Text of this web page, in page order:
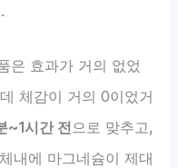
은 효과가 거의 없었
체감이 거의 0이었거
~1시간 전 으로 맞추고,
내에 마그네슘이 제대